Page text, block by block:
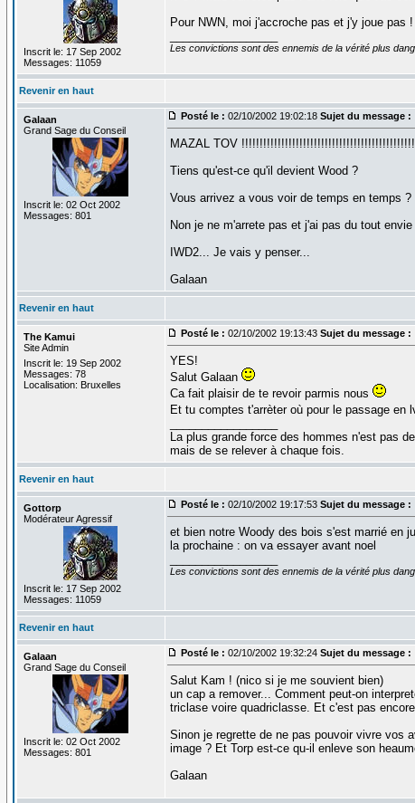
Inscrit le: 17 Sep 2002
Messages: 11059
Pour NWN, moi j'accroche pas et j'y joue pas
Les convictions sont des ennemis de la vérité plus
Revenir en haut
Galaan
Grand Sage du Conseil
Inscrit le: 02 Oct 2002
Messages: 801
Posté le : 02/10/2002 19:02:18 Sujet du message :
MAZAL TOV !!!!!!!!!!!!!!!!!!!!!!!!!!!!!!!!!!!!!!!!!!!!!!!!
Tiens qu'est-ce qu'il devient Wood ?
Vous arrivez a vous voir de temps en temps ?
Non je ne m'arrete pas et j'ai pas du tout
IWD2... Je vais y penser...
Galaan
Revenir en haut
The Kamui
Site Admin
Inscrit le: 19 Sep 2002
Messages: 78
Localisation: Bruxelles
Posté le : 02/10/2002 19:13:43 Sujet du message :
YES!
Salut Galaan
Ca fait plaisir de te revoir parmis nous
Et tu comptes t'arrèter où pour le passage
La plus grande force des hommes n'est pas
mais de se relever à chaque fois.
Revenir en haut
Gottorp
Modérateur Agressif
Inscrit le: 17 Sep 2002
Messages: 11059
Posté le : 02/10/2002 19:17:53 Sujet du message :
et bien notre Woody des bois s'est marrié en
la prochaine : on va essayer avant noel
Les convictions sont des ennemis de la vérité plus
Revenir en haut
Galaan
Grand Sage du Conseil
Inscrit le: 02 Oct 2002
Messages: 801
Posté le : 02/10/2002 19:32:24 Sujet du message :
Salut Kam ! (nico si je me souvient bien)
un cap a remover... Comment peut-on
triclase voire quadriclasse. Et c'est pas
Sinon je regrette de ne pas pouvoir vivre vos
image ? Et Torp est-ce qu-il enleve son
Galaan